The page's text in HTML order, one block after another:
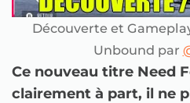
Découverte et
Unbound par
Ce nouveau titre Need
clairement à part, il ne